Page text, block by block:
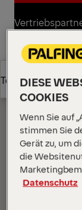
Angebot
Technische Daten
Technische Daten
DIESE
COOKIES
Wenn Sie auf
stimmen Sie
Gerät zu, um
die
Datenschutz